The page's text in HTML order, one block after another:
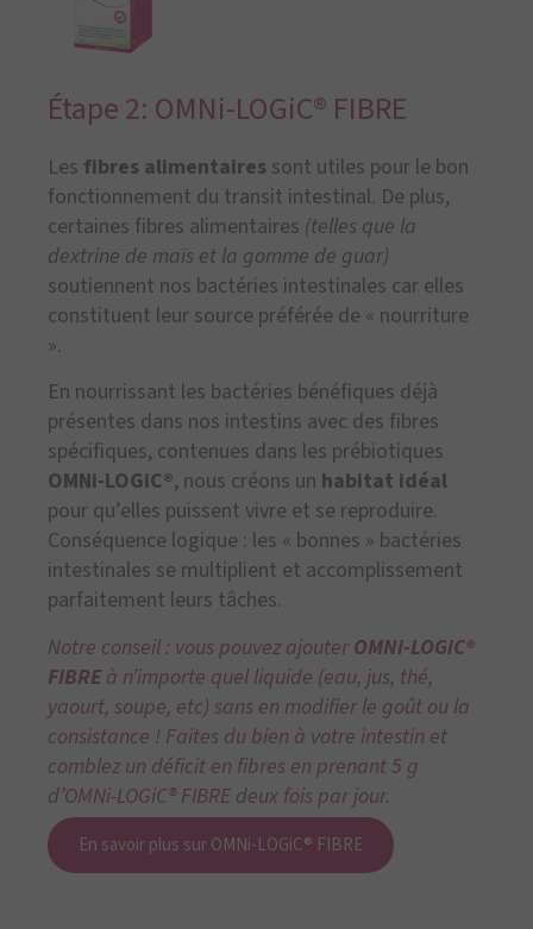
Étape 2: OMNi-LOGiC® FIBRE
Les fibres alimentaires sont utiles pour le bon
fonctionnement du transit intestinal. De plus,
certaines fibres alimentaires (telles que la
dextrine de maïs et la gomme de guar)
soutiennent nos bactéries intestinales car elles
constituent leur source préférée de « nourriture
».
En nourrissant les bactéries bénéfiques déjà
présentes dans nos intestins avec des fibres
spécifiques, contenues dans les prébiotiques
OMNi-LOGiC®, nous créons un habitat idéal
pour qu’elles puissent vivre et se reproduire.
Conséquence logique : les « bonnes » bactéries
intestinales se multiplient et accomplissement
parfaitement leurs tâches.
Notre conseil : vous pouvez ajouterOMNi-LOGiC®
FIBREà n’importe quel liquide (eau, jus, thé,
yaourt, soupe, etc) sans en modifier le goût ou la
consistance ! Faites du bien à votre intestin et
comblez un déficit en fibres en prenant 5 g
d’OMNi-LOGiC® FIBRE deux fois par jour.
En savoir plus sur OMNi-LOGiC® FIBRE